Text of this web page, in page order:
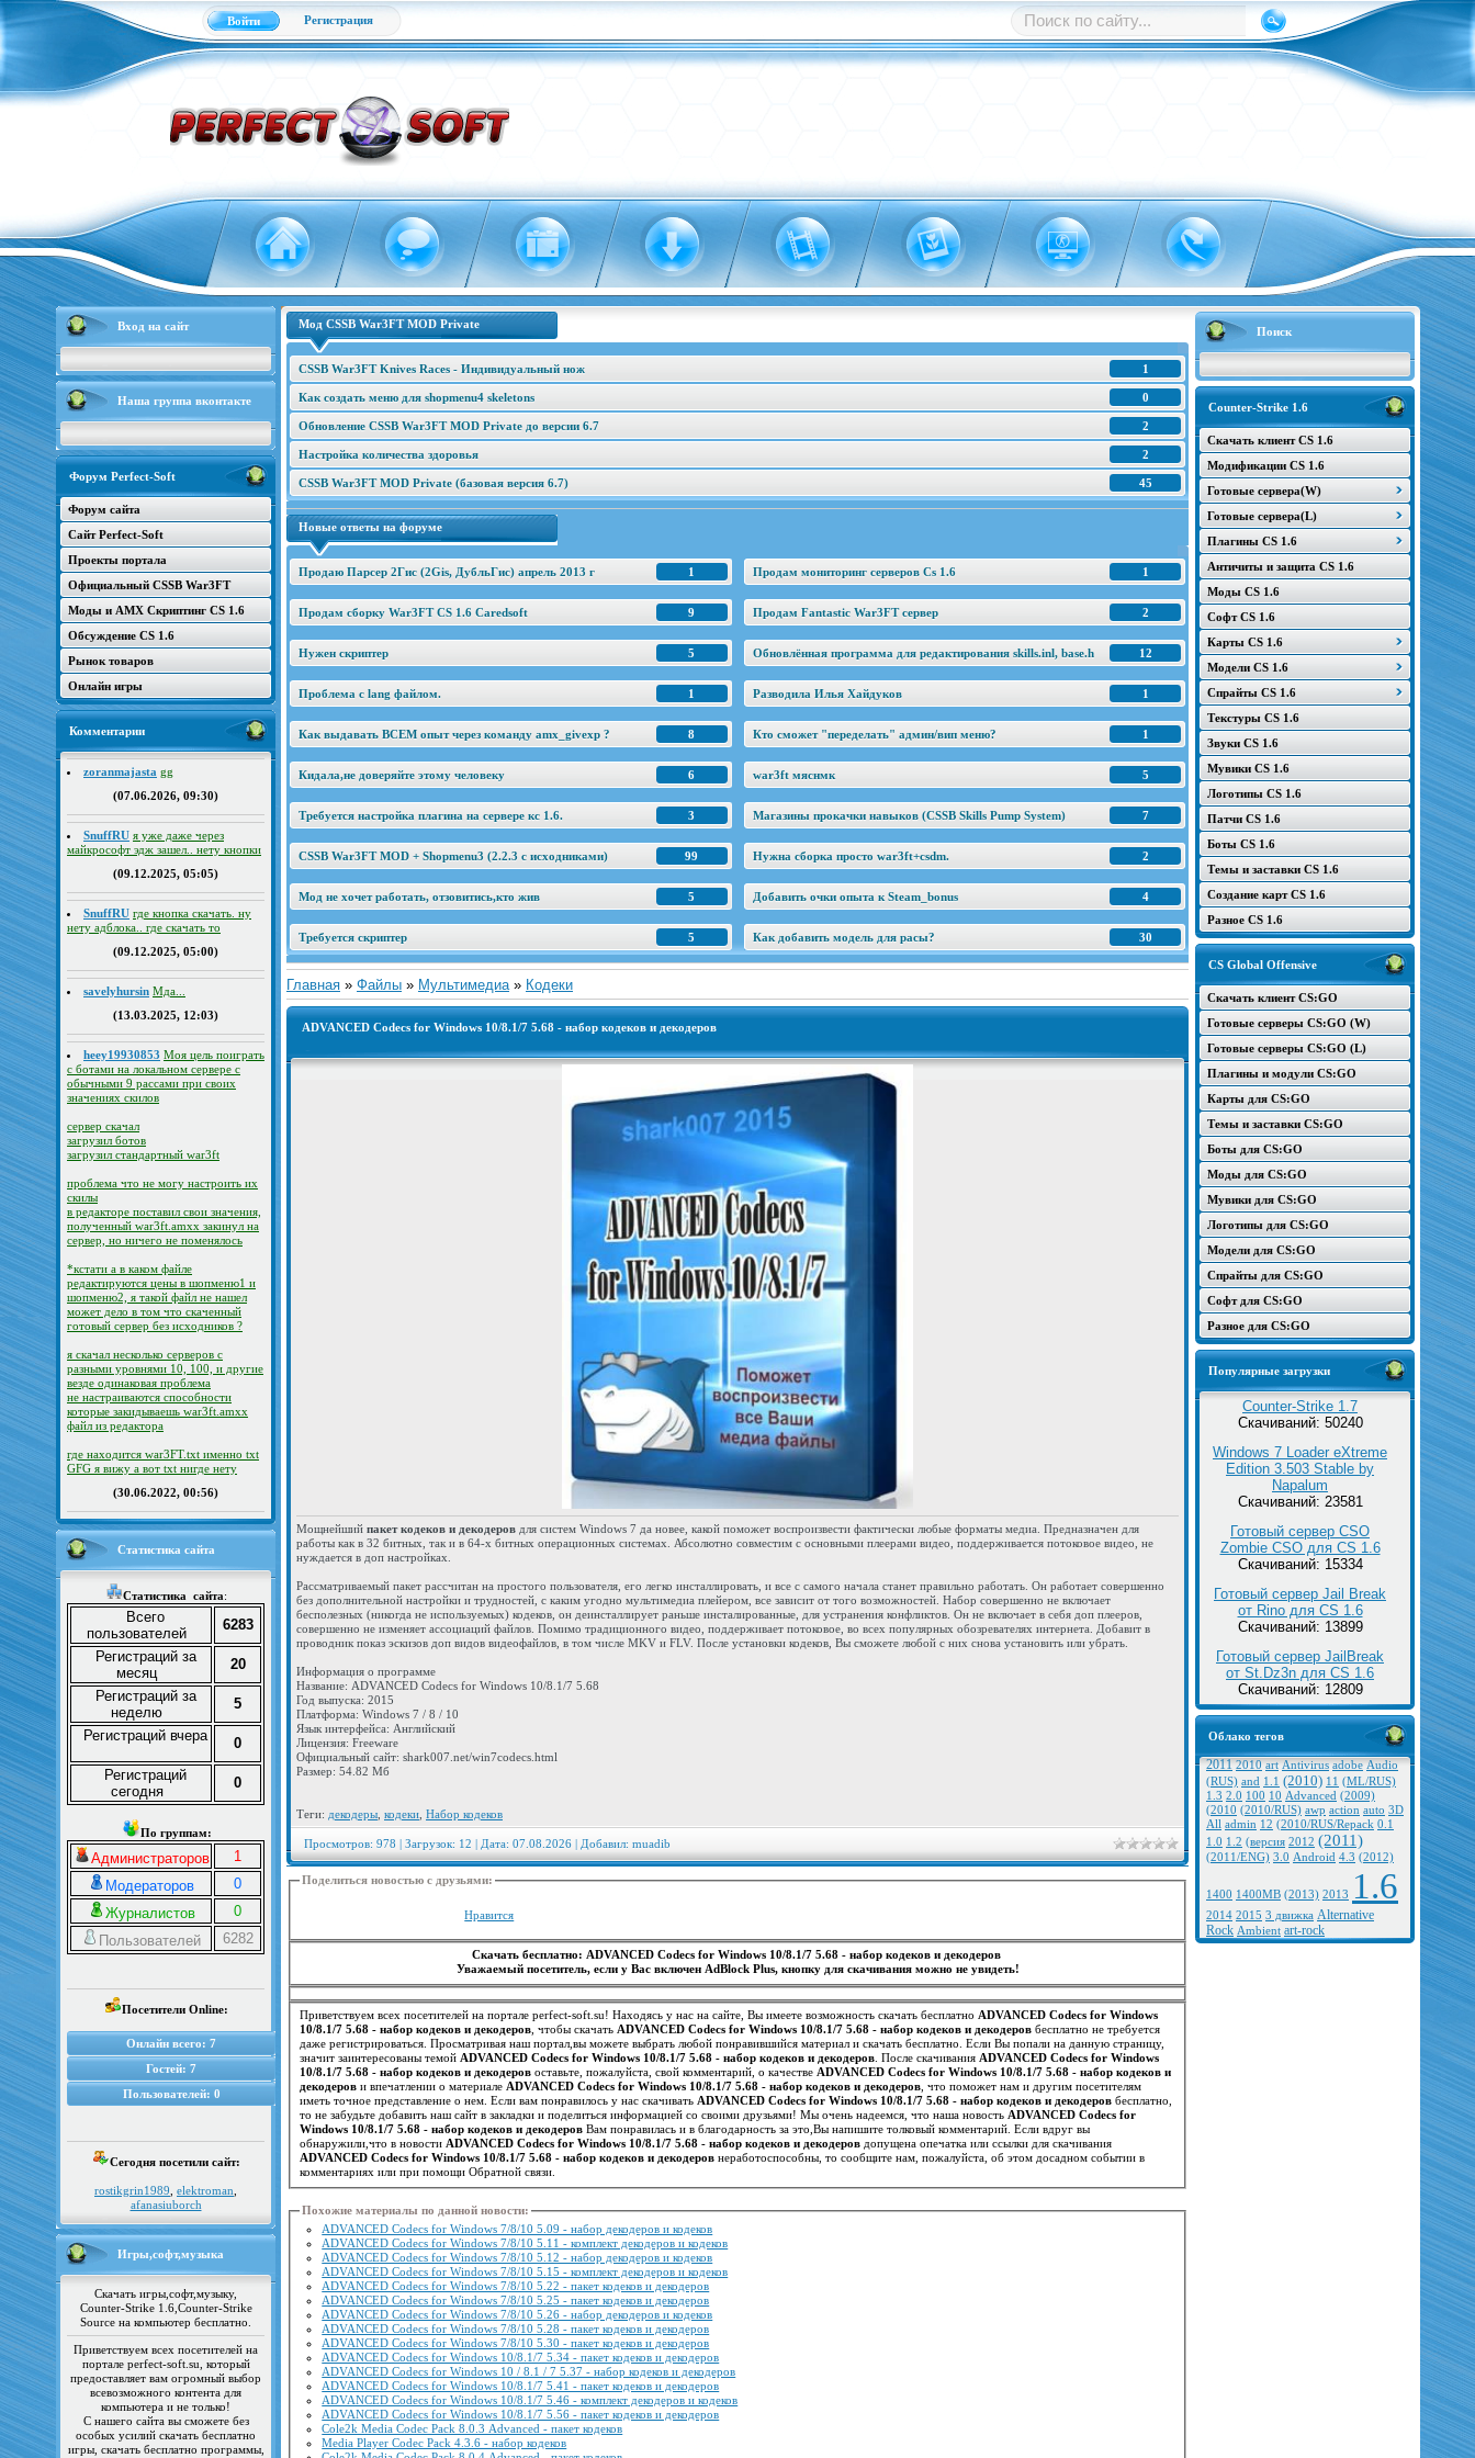
Войти Регистрация
Вход на сайт
Наша группа вконтакте
Форум Perfect-Soft
Форум сайта
Сайт Perfect-Soft
Проекты портала
Официальный CSSB War3FT
Моды и AMX Скриптинг CS 1.6
Обсуждение CS 1.6
Рынок товаров
Онлайн игры
Комментарии
zoranmajasta gg
(07.06.2026, 09:30)
SnuffRU я уже даже через
майкрософт эдж зашел.. нету кнопки
(09.12.2025, 05:05)
SnuffRU где кнопка скачать. ну
нету адблока.. где скачать то
(09.12.2025, 05:00)
savelyhursin Мда...
(13.03.2025, 12:03)
heey19930853 Моя цель поиграть
с ботами на локальном сервере с
обычными 9 рассами при своих
значениях скилов
сервер скачал
загрузил ботов
загрузил стандартный war3ft
проблема что не могу настроить их
скилы
в редакторе поставил свои значения,
полученный war3ft.amxx закинул на
сервер, но ничего не поменялось
*кстати а в каком файле
редактируются цены в шопменю1 и
шопменю2, я такой файл не нашел
может дело в том что скаченный
готовый сервер без исходников ?
я скачал несколько серверов с
разными уровнями 10, 100, и другие
везде одинаковая проблема
не настраиваются способности
которые закидываешь war3ft.amxx
файл из редактора
где находится war3FT.txt именно txt
GFG я вижу а вот txt нигде нету
(30.06.2022, 00:56)
Статистика сайта
Статистика сайта:
Всего
пользователей
6283
Регистраций за
месяц
20
Регистраций за
неделю
5
Регистраций вчера
0
Регистраций
сегодня
0
По группам:
Администраторов
1
Модераторов
0
Журналистов
0
Пользователей
6282
Посетители Online:
Онлайн всего: 7
Гостей: 7
Пользователей: 0
Сегодня посетили сайт:
rostikgrin1989 elektroman
afanasiuborch
Игры,софт,музыка
Скачать игры,софт,музыку,
Counter-Strike 1.6,Counter-Strike
Source на компьютер бесплатно.
Приветствуем всех посетителей на
портале perfect-soft.su, который
предоставляет вам огромный выбор
всевозможного контента для
компьютера и не только!
С нашего сайта вы сможете без
особых усилий скачать бесплатно
игры, скачать бесплатно программы,
Поиск
Counter-Strike 1.6
Скачать клиент CS 1.6
Модификации CS 1.6
Готовые сервера(W)
Готовые сервера(L)
Плагины CS 1.6
Античиты и защита CS 1.6
Моды CS 1.6
Софт CS 1.6
Карты CS 1.6
Модели CS 1.6
Спрайты CS 1.6
Текстуры CS 1.6
Звуки CS 1.6
Мувики CS 1.6
Логотипы CS 1.6
Патчи CS 1.6
Боты CS 1.6
Темы и заставки CS 1.6
Создание карт CS 1.6
Разное CS 1.6
CS Global Offensive
Скачать клиент CS:GO
Готовые серверы CS:GO (W)
Готовые серверы CS:GO (L)
Плагины и модули CS:GO
Карты для CS:GO
Темы и заставки CS:GO
Боты для CS:GO
Моды для CS:GO
Мувики для CS:GO
Логотипы для CS:GO
Модели для CS:GO
Спрайты для CS:GO
Софт для CS:GO
Разное для CS:GO
Популярные загрузки
Counter-Strike 1.7
Скачиваний: 50240
Windows 7 Loader eXtreme
Edition 3.503 Stable by
Napalum
Скачиваний: 23581
Готовый сервер CSO
Zombie CSO для CS 1.6
Скачиваний: 15334
Готовый сервер Jail Break
от Rino для CS 1.6
Скачиваний: 13899
Готовый сервер JailBreak
от St.Dz3n для CS 1.6
Скачиваний: 12809
Облако тегов
2011 2010 art Antivirus adobe Audio
(RUS) and 1.1 (2010) 11 (ML/RUS)
1.3 2.0 100 10 Advanced (2009)
(2010 (2010/RUS) awp action auto 3D
All admin 12 (2010/RUS/Repack 0.1
1.0 1.2 (версия 2012 (2011)
(2011/ENG) 3.0 Android 4.3 (2012)
1400 1400MB (2013) 2013 1.6
2014 2015 3 движка Alternative
Rock Ambient art-rock
Мод CSSB War3FT MOD Private
1
CSSB War3FT Knives Races - Индивидуальный нож
0
Как создать меню для shopmenu4 skeletons
2
Обновление CSSB War3FT MOD Private до версии 6.7
2
Настройка количества здоровья
45
CSSB War3FT MOD Private (базовая версия 6.7)
Новые ответы на форуме
1
Продаю Парсер 2Гис (2Gis, ДубльГис) апрель 2013 г 1
Продам мониторинг серверов Cs 1.6
9
Продам сборку War3FT CS 1.6 Caredsoft 2
Продам Fantastic War3FT сервер
5
Нужен скриптер 12
Обновлённая программа для редактирования skills.inl, base.h
1
Проблема с lang файлом. 1
Разводила Илья Хайдуков
8
Как выдавать ВСЕМ опыт через команду amx_givexp ? 1
Кто сможет "переделать" админ/вип меню?
6
Кидала,не доверяйте этому человеку 5
war3ft мяснмк
3
Требуется настройка плагина на сервере кс 1.6. 7
Магазины прокачки навыков (CSSB Skills Pump System)
99
CSSB War3FT MOD + Shopmenu3 (2.2.3 c исходниками) 2
Нужна сборка просто war3ft+csdm.
5
Мод не хочет работать, отзовитись,кто жив 4
Добавить очки опыта к Steam_bonus
5
Требуется скриптер 30
Как добавить модель для расы?
Главная » Файлы » Мультимедиа » Кодеки
ADVANCED Codecs for Windows 10/8.1/7 5.68 - набор кодеков и декодеров
Мощнейший пакет кодеков и декодеров для систем Windows 7 да новее, какой поможет воспроизвести фактически любые форматы медиа. Предназначен для
работы как в 32 битных, так и в 64-х битных операционных системах. Абсолютно совместим с основными плеерами видео, поддерживается потоковое видео, не
нуждается в доп настройках.
Рассматриваемый пакет рассчитан на простого пользователя, его легко инсталлировать, и все с самого начала станет правильно работать. Он работает совершенно
без дополнительной настройки и трудностей, с каким угодно мультимедиа плейером, все зависит от того возможностей. Набор совершенно не включает
бесполезных (никогда не используемых) кодеков, он деинсталлирует раньше инсталированные, для устранения конфликтов. Он не включает в себя доп плееров,
совершенно не изменяет ассоциаций файлов. Помимо традиционного видео, поддерживает потоковое, во всех популярных обозревателях интернета. Добавит в
проводник показ эскизов доп видов видеофайлов, в том числе MKV и FLV. После установки кодеков, Вы сможете любой c них снова установить или убрать.
Информация о программе
Название: ADVANCED Codecs for Windows 10/8.1/7 5.68
Год выпуска: 2015
Платформа: Windows 7 / 8 / 10
Язык интерфейса: Английский
Лицензия: Freeware
Официальный сайт: shark007.net/win7codecs.html
Размер: 54.82 Мб
Теги: декодеры кодеки Набор кодеков
Просмотров: 978 | Загрузок: 12 | Дата: 07.08.2026 | Добавил: muadib
Поделиться новостью с друзьями:
Нравится
Скачать бесплатно: ADVANCED Codecs for Windows 10/8.1/7 5.68 - набор кодеков и декодеров
Уважаемый посетитель, если у Вас включен AdBlock Plus, кнопку для скачивания можно не увидеть!
Приветствуем всех посетителей на портале perfect-soft.su! Находясь у нас на сайте, Вы имеете возможность скачать бесплатно ADVANCED Codecs for Windows
10/8.1/7 5.68 - набор кодеков и декодеров , чтобы скачать ADVANCED Codecs for Windows 10/8.1/7 5.68 - набор кодеков и декодеров бесплатно не требуется
даже регистрироваться. Просматривая наш портал,вы можете выбрать любой понравившийся материал и скачать бесплатно. Если Вы попали на данную страницу,
значит заинтересованы темой ADVANCED Codecs for Windows 10/8.1/7 5.68 - набор кодеков и декодеров . После скачивания ADVANCED Codecs for Windows
10/8.1/7 5.68 - набор кодеков и декодеров оставьте, пожалуйста, свой комментарий, о качестве ADVANCED Codecs for Windows 10/8.1/7 5.68 - набор кодеков и
декодеров и впечатлении о материале ADVANCED Codecs for Windows 10/8.1/7 5.68 - набор кодеков и декодеров , что поможет нам и другим посетителям
иметь точное представление о нем. Если вам понравилось у нас скачивать ADVANCED Codecs for Windows 10/8.1/7 5.68 - набор кодеков и декодеров бесплатно,
то не забудьте добавить наш сайт в закладки и поделиться информацией со своими друзьями! Мы очень надеемся, что наша новость ADVANCED Codecs for
Windows 10/8.1/7 5.68 - набор кодеков и декодеров Вам понравилась и в благодарность за это,Вы напишите толковый комментарий. Если вдруг вы
обнаружили,что в новости ADVANCED Codecs for Windows 10/8.1/7 5.68 - набор кодеков и декодеров допущена опечатка или ссылки для скачивания
ADVANCED Codecs for Windows 10/8.1/7 5.68 - набор кодеков и декодеров неработоспособны, то сообщите нам, пожалуйста, об этом досадном событии в
комментариях или при помощи Обратной связи.
Похожие материалы по данной новости:
ADVANCED Codecs for Windows 7/8/10 5.09 - набор декодеров и кодеков
ADVANCED Codecs for Windows 7/8/10 5.11 - комплект декодеров и кодеков
ADVANCED Codecs for Windows 7/8/10 5.12 - набор декодеров и кодеков
ADVANCED Codecs for Windows 7/8/10 5.15 - комплект декодеров и кодеков
ADVANCED Codecs for Windows 7/8/10 5.22 - пакет кодеков и декодеров
ADVANCED Codecs for Windows 7/8/10 5.25 - пакет кодеков и декодеров
ADVANCED Codecs for Windows 7/8/10 5.26 - набор декодеров и кодеков
ADVANCED Codecs for Windows 7/8/10 5.28 - пакет кодеков и декодеров
ADVANCED Codecs for Windows 7/8/10 5.30 - пакет кодеков и декодеров
ADVANCED Codecs for Windows 10/8.1/7 5.34 - пакет кодеков и декодеров
ADVANCED Codecs for Windows 10 / 8.1 / 7 5.37 - набор кодеков и декодеров
ADVANCED Codecs for Windows 10/8.1/7 5.41 - пакет кодеков и декодеров
ADVANCED Codecs for Windows 10/8.1/7 5.46 - комплект декодеров и кодеков
ADVANCED Codecs for Windows 10/8.1/7 5.56 - пакет кодеков и декодеров
Cole2k Media Codec Pack 8.0.3 Advanced - пакет кодеков
Media Player Codec Pack 4.3.6 - набор кодеков